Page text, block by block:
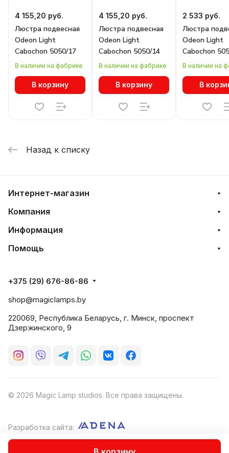
4 155,20 руб.
Люстра подвесная
Odeon Light
Cabochon 5050/17
В наличии на фабрике
В корзину
4 155,20 руб.
Люстра подвесная
Odeon Light
Cabochon 5050/14
В наличии на фабрике
В корзину
2 533 руб.
Люстра
Odeon Light
Cabochon
В наличии на
В
Назад к списку
Интернет-магазин
Компания
Информация
Помощь
+375 (29) 676-86-86
shop@magiclamps.by
220069, Республика Беларусь, г. Минск, проспект
Дзержинского, 9
© 2026 Magic Lamp studios. Все права защищены.
Разработка сайта: